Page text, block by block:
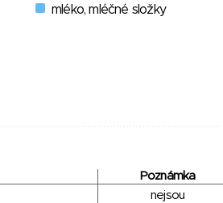
mléko, mléčné složky
Poznámka
nejsou